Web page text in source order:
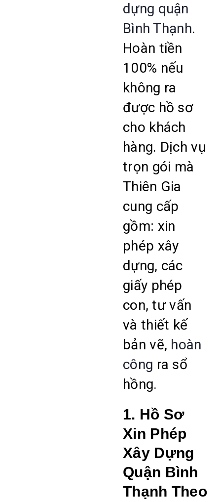
dựng quận
Bình Thạnh.
Hoàn tiền
100% nếu
không ra
được hồ sơ
cho khách
hàng. Dịch vụ
trọn gói mà
Thiên Gia
cung cấp
gồm: xin
phép xây
dựng, các
giấy phép
con, tư vấn
và thiết kế
bản vẽ, hoàn
công ra sổ
hồng.
1. Hồ Sơ
Xin Phép
Xây Dựng
Quận Bình
Thạnh Theo